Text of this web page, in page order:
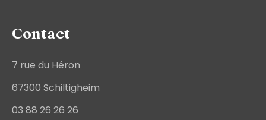
Contact
7 rue du Héron
67300 Schiltigheim
03 88 26 26 26